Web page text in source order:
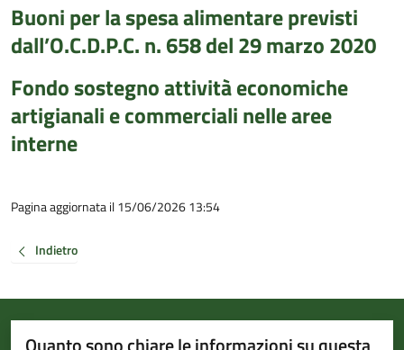
Buoni per la spesa alimentare previsti
dall’O.C.D.P.C. n. 658 del 29 marzo 2020
Fondo sostegno attività economiche
artigianali e commerciali nelle aree
interne
Pagina aggiornata il 15/06/2026 13:54
Indietro